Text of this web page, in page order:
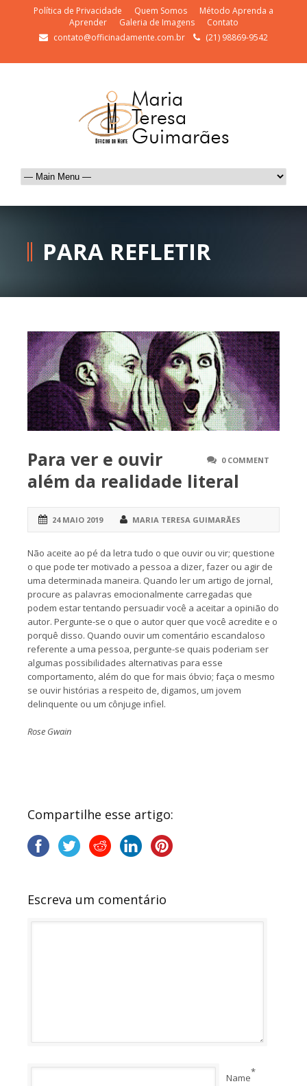
Política de Privacidade Quem Somos
Método Aprenda a
Aprender
Galeria de Imagens
Contato
contato@officinadamente.com.br
(21) 98869-9542
PARA REFLETIR
0 COMMENT
Para ver e ouvir
além da realidade literal
24 MAIO 2019 MARIA TERESA GUIMARÃES
Não aceite ao pé da letra tudo o que ouvir ou vir; questione
o que pode ter motivado a pessoa a dizer, fazer ou agir de
uma determinada maneira. Quando ler um artigo de jornal,
procure as palavras emocionalmente carregadas que
podem estar tentando persuadir você a aceitar a opinião do
autor. Pergunte-se o que o autor quer que você acredite e o
porquê disso. Quando ouvir um comentário escandaloso
referente a uma pessoa, pergunte-se quais poderiam ser
algumas possibilidades alternativas para esse
comportamento, além do que for mais óbvio; faça o mesmo
se ouvir histórias a respeito de, digamos, um jovem
delinquente ou um cônjuge infiel.
Rose Gwain
Compartilhe esse artigo:
Escreva um comentário
Name*